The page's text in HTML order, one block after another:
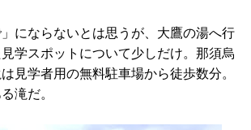
にならないとは思うが、大鷹の湯へ行
学スポットについて少しだけ。那須烏
見学者用の無料駐車場から徒歩数分。
滝だ。